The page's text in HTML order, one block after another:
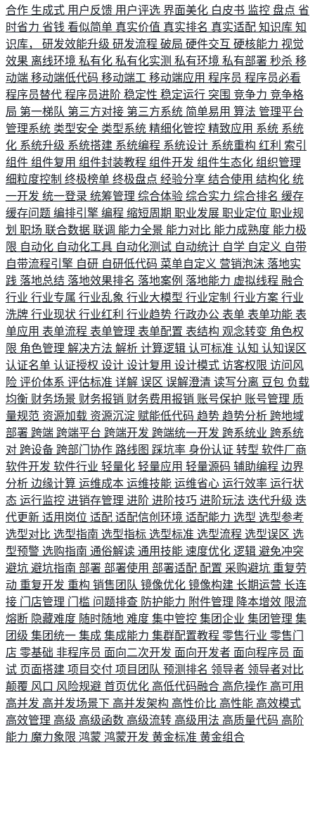
合作 生成式 用户反馈 用户评选 界面美化 白皮书 监控 盘点 省
时省力 省钱 看似简单 真实价值 真实排名 真实适配 知识库 知
识库， 研发效能升级 研发流程 破局 硬件交互 硬核能力 视觉
效果 离线环境 私有化 私有化实测 私有环境 私有部署 秒杀 移
动端 移动端低代码 移动端工 移动端应用 程序员 程序员必看
程序员替代 程序员进阶 稳定性 稳定运行 突围 竞争力 竞争格
局 第一梯队 第三方对接 第三方系统 简单易用 算法 管理平台
管理系统 类型安全 类型系统 精细化管控 精致应用 系统 系统
化 系统升级 系统搭建 系统编程 系统设计 系统重构 红利 索引
组件 组件复用 组件封装教程 组件开发 组件生态化 组织管理
细粒度控制 终极榜单 终极盘点 经验分享 结合使用 结构化 统
一开发 统一登录 统筹管理 综合体验 综合实力 综合排名 缓存
缓存问题 编排引擎 编程 缩短周期 职业发展 职业定位 职业规
划 职场 联合数据 联调 能力全景 能力对比 能力成熟度 能力极
限 自动化 自动化工具 自动化测试 自动统计 自学 自定义 自带
自带流程引擎 自研 自研低代码 菜单自定义 营销泡沫 落地实
践 落地总结 落地效果排名 落地案例 落地能力 虚拟线程 融合
行业 行业专属 行业乱象 行业大模型 行业定制 行业方案 行业
洗牌 行业现状 行业红利 行业趋势 行政办公 表单 表单功能 表
单应用 表单流程 表单管理 表单配置 表结构 观念转变 角色权
限 角色管理 解决方法 解析 计算逻辑 认可标准 认知 认知误区
认证名单 认证授权 设计 设计复用 设计模式 访客权限 访问风
险 评价体系 评估标准 详解 误区 误解澄清 读写分离 豆包 负载
均衡 财务场景 财务报销 财务费用报销 账号保护 账号管理 质
量规范 资源加载 资源沉淀 赋能低代码 趋势 趋势分析 跨地域
部署 跨端 跨端平台 跨端开发 跨端统一开发 跨系统业 跨系统
对 跨设备 跨部门协作 路线图 踩坑率 身份认证 转型 软件厂商
软件开发 软件行业 轻量化 轻量应用 轻量源码 辅助编程 边界
分析 边缘计算 运维成本 运维技能 运维省心 运行效率 运行状
态 运行监控 进销存管理 进阶 进阶技巧 进阶玩法 迭代升级 迭
代更新 适用岗位 适配 适配信创环境 适配能力 选型 选型参考
选型对比 选型指南 选型指标 选型标准 选型流程 选型误区 选
型预警 选购指南 通俗解读 通用技能 速度优化 逻辑 避免冲突
避坑 避坑指南 部署 部署使用 部署适配 配置 采购避坑 重复劳
动 重复开发 重构 销售团队 镜像优化 镜像构建 长期运营 长连
接 门店管理 门槛 问题排查 防护能力 附件管理 降本增效 限流
熔断 隐藏难度 随时随地 难度 集中管控 集团企业 集团管理 集
团级 集团统一 集成 集成能力 集群配置教程 零售行业 零售门
店 零基础 非程序员 面向二次开发 面向开发者 面向程序员 面
试 页面搭建 项目交付 项目团队 预测排名 领导者 领导者对比
颠覆 风口 风险规避 首页优化 高低代码融合 高危操作 高可用
高并发 高并发场景下 高并发架构 高性价比 高性能 高效模式
高效管理 高级 高级函数 高级流转 高级用法 高质量代码 高阶
能力 魔力象限 鸿蒙 鸿蒙开发 黄金标准 黄金组合